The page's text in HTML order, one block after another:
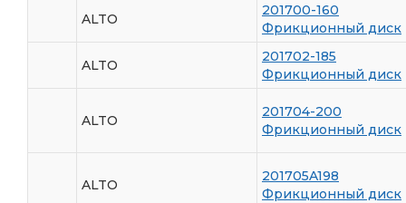
ALTO
201700-160
Фрикционный диск
ALTO
201702-185
Фрикционный диск
ALTO
201704-200
Фрикционный диск
ALTO
201705A198
Фрикционный диск